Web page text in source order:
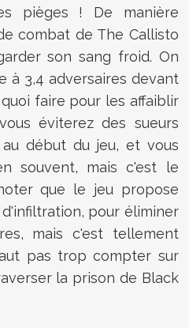
pièges ! De manière
combat de The Callisto
son sang froid. On
à 3,4 adversaires devant
faire pour les affaiblir
éviterez des sueurs
début du jeu, et vous
souvent, mais c'est le
que le jeu propose
pour éliminer
mais c'est tellement
pas trop compter sur
la prison de Black